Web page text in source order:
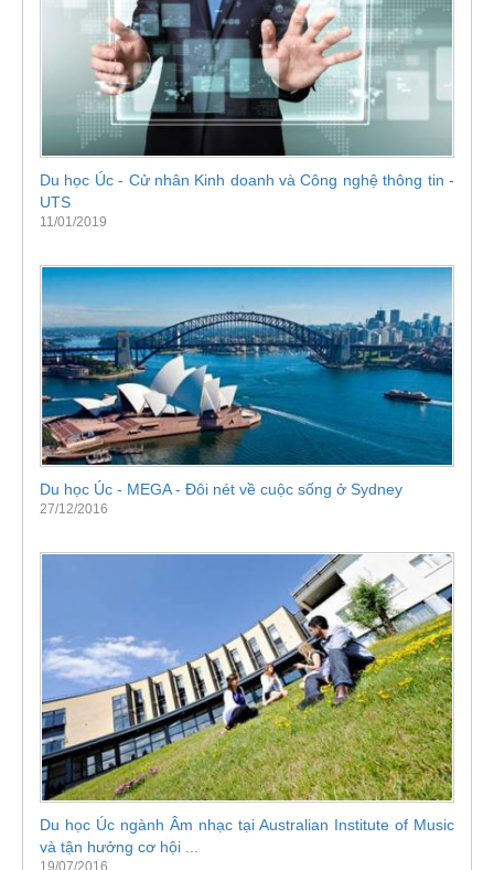
Du học Úc - Cử nhân Kinh doanh và Công nghệ thông tin -
UTS
11/01/2019
Du học Úc - MEGA - Đôi nét về cuộc sống ở Sydney
27/12/2016
Du học Úc ngành Âm nhạc tại Australian Institute of Music
và tận hưởng cơ hội ...